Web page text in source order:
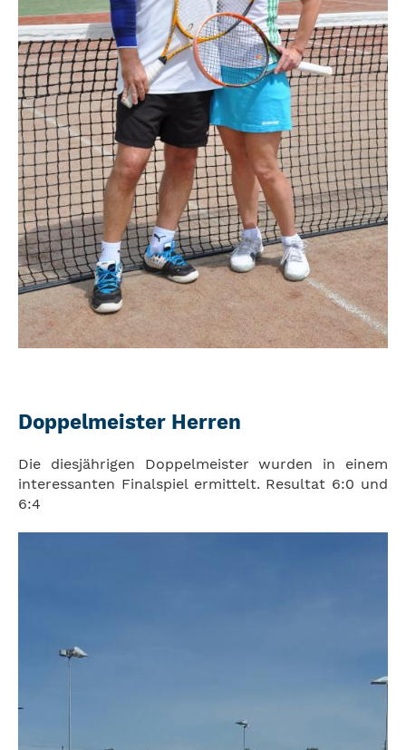
Doppelmeister Herren
Die diesjährigen Doppelmeister wurden in einem
interessanten Finalspiel ermittelt. Resultat 6:0 und
6:4